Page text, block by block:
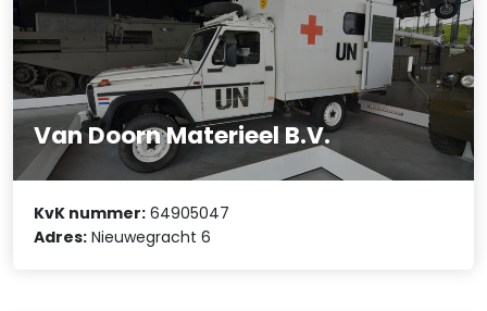
Van Doorn Materieel B.V.
KvK nummer: 64905047
Adres: Nieuwegracht 6